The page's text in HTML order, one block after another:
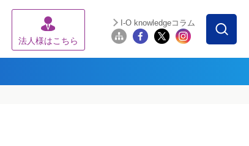
法人様はこちら
I-O knowledgeコラム